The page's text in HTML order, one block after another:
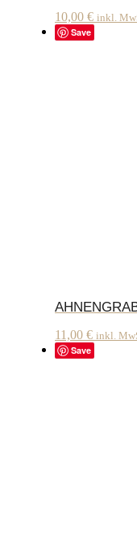
10,00 € inkl.
Save
11,00 € inkl.
Save